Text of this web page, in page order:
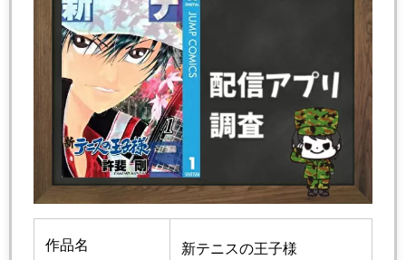
作品名 新テニスの王子様